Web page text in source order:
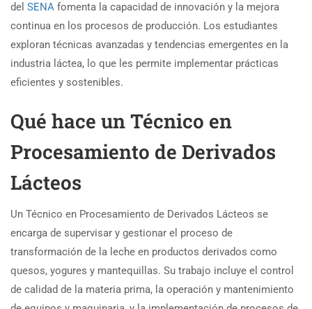
del SENA fomenta la capacidad de innovación y la mejora
continua en los procesos de producción. Los estudiantes
exploran técnicas avanzadas y tendencias emergentes en la
industria láctea, lo que les permite implementar prácticas
eficientes y sostenibles.
Qué hace un Técnico en
Procesamiento de Derivados
Lácteos
Un Técnico en Procesamiento de Derivados Lácteos se
encarga de supervisar y gestionar el proceso de
transformación de la leche en productos derivados como
quesos, yogures y mantequillas. Su trabajo incluye el control
de calidad de la materia prima, la operación y mantenimiento